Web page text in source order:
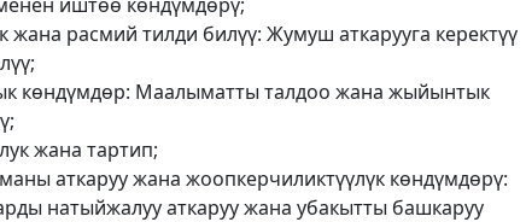
жана расмий тилди билүү: Жумуш аткарууга керектүү
көндүмдөр: Маалыматты талдоо жана жыйынтык
жана тартип;
аткаруу жана жоопкерчиликтүүлүк көндүмдөрү:
натыйжалуу аткаруу жана убакытты башкаруу